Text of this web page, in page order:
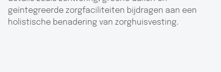
geïntegreerde zorgfaciliteiten bijdragen aan een
holistische benadering van zorghuisvesting.